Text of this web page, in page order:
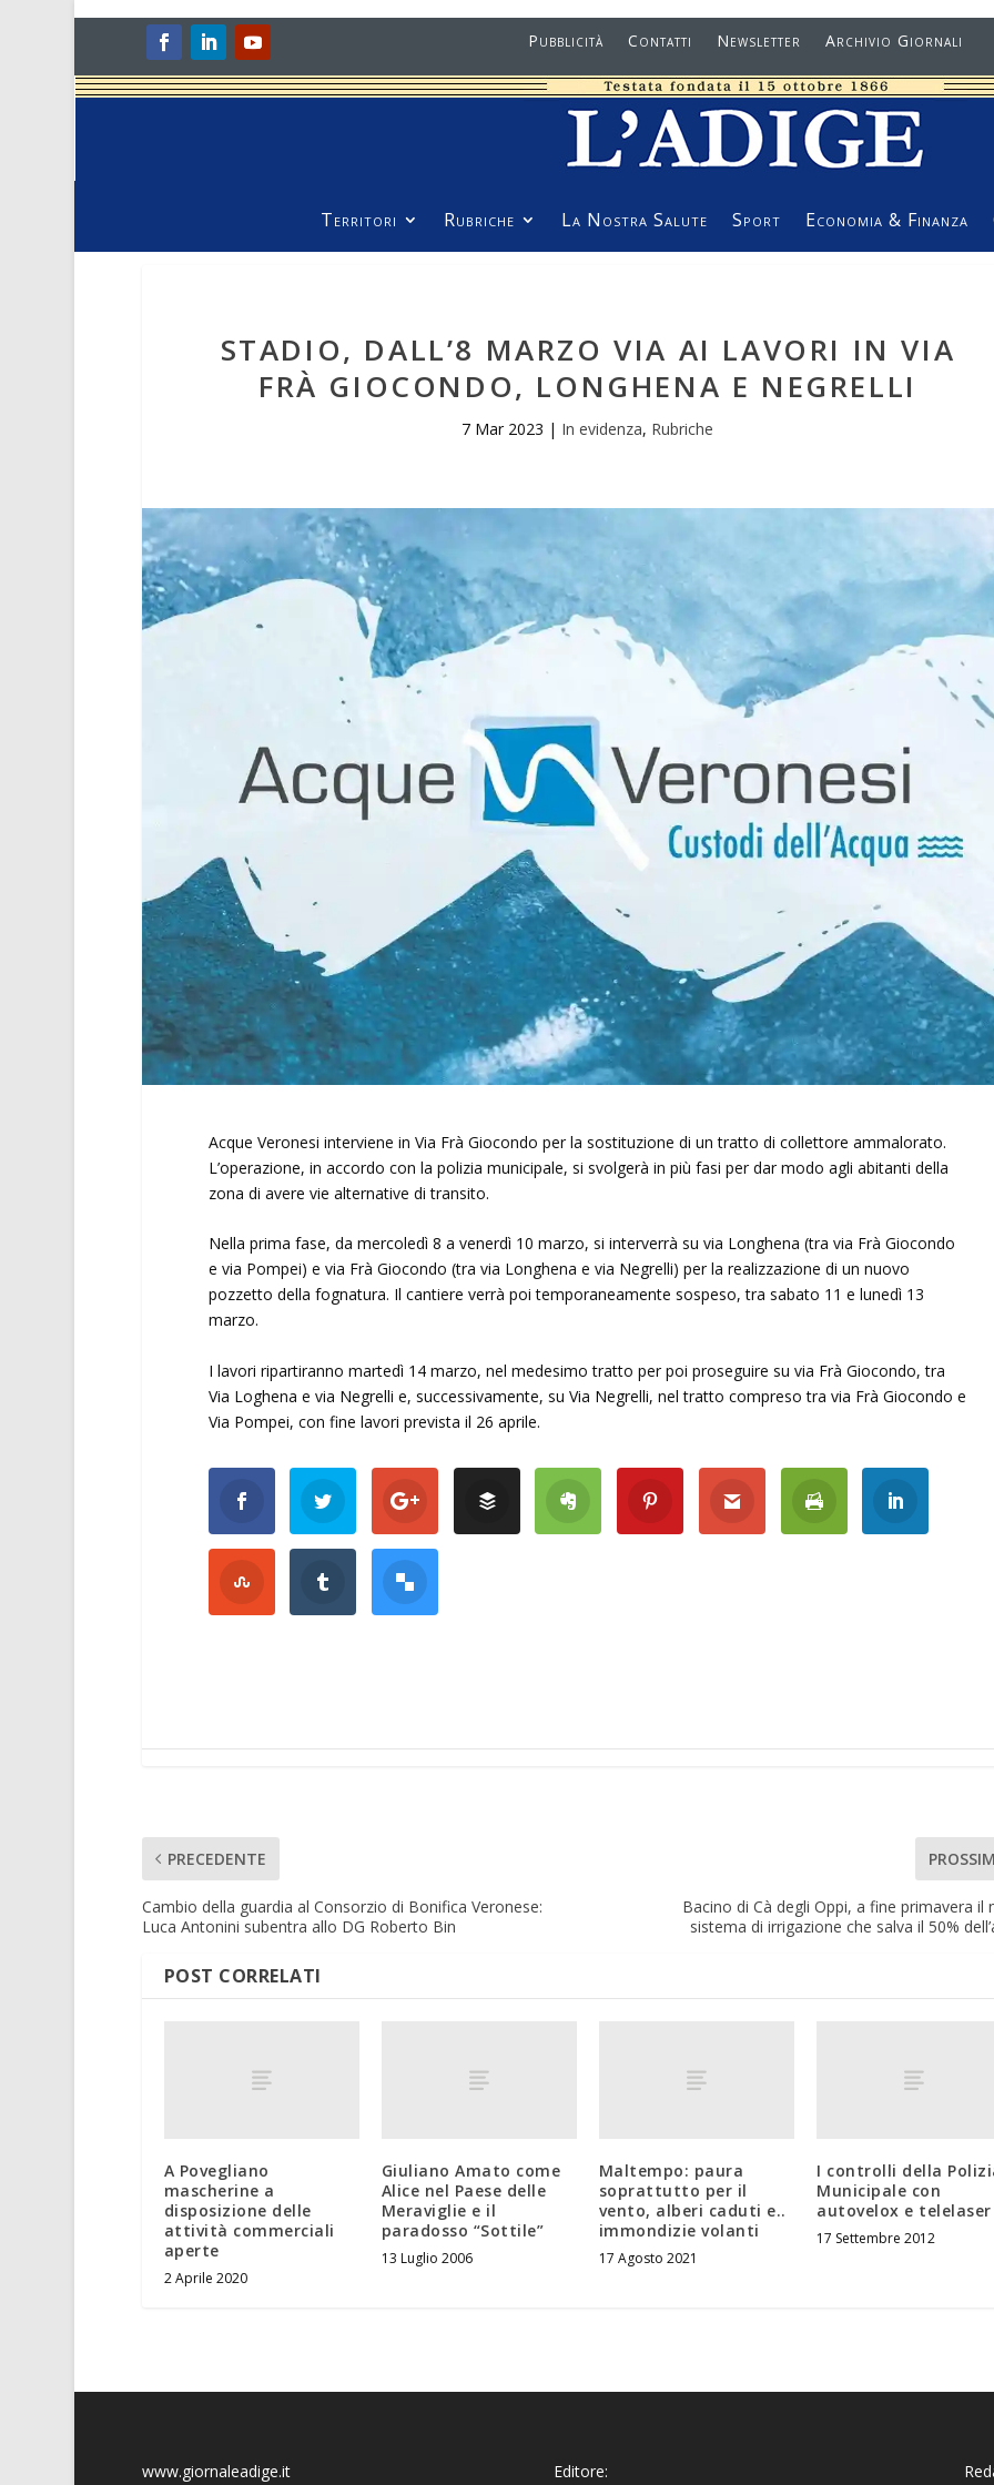
Pubblicità Contatti Newsletter Archivio Giornali
Territori Rubriche La Nostra Salute Sport Economia & Finanza
STADIO, DALL’8 MARZO VIA AI LAVORI IN VIA
FRÀ GIOCONDO, LONGHENA E NEGRELLI
7 Mar 2023 | In evidenza, Rubriche
Acque Veronesi interviene in Via Frà Giocondo per la sostituzione di un tratto di collettore ammalorato.
L’operazione, in accordo con la polizia municipale, si svolgerà in più fasi per dar modo agli abitanti della
zona di avere vie alternative di transito.
Nella prima fase, da mercoledì 8 a venerdì 10 marzo, si interverrà su via Longhena (tra via Frà Giocondo
e via Pompei) e via Frà Giocondo (tra via Longhena e via Negrelli) per la realizzazione di un nuovo
pozzetto della fognatura. Il cantiere verrà poi temporaneamente sospeso, tra sabato 11 e lunedì 13
marzo.
I lavori ripartiranno martedì 14 marzo, nel medesimo tratto per poi proseguire su via Frà Giocondo, tra
Via Loghena e via Negrelli e, successivamente, su Via Negrelli, nel tratto compreso tra via Frà Giocondo e
Via Pompei, con fine lavori prevista il 26 aprile.
PRECEDENTE
Cambio della guardia al Consorzio di Bonifica Veronese:
Luca Antonini subentra allo DG Roberto Bin
Bacino di Cà degli Oppi, a fine primavera il
sistema di irrigazione che salva il 50%
POST CORRELATI
A Povegliano
mascherine a
disposizione delle
attività commerciali
aperte
2 Aprile 2020
Giuliano Amato come
Alice nel Paese delle
Meraviglie e il
paradosso “Sottile”
13 Luglio 2006
Maltempo: paura
soprattutto per il
vento, alberi caduti e..
immondizie volanti
17 Agosto 2021
I controlli della
Municipale con
autovelox e telelaser
17 Settembre 2012
www.giornaleadige.it Editore: